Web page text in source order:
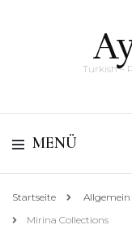
Turkish –
MENÜ
Startseite Allgemein
Mirina Collections